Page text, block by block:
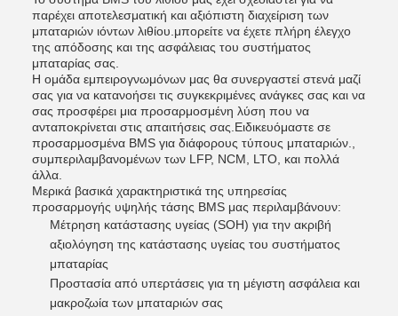
παρέχει αποτελεσματική και αξιόπιστη διαχείριση των
μπαταριών ιόντων λιθίου.μπορείτε να έχετε πλήρη έλεγχο
της απόδοσης και της ασφάλειας του συστήματος
μπαταρίας σας.
Η ομάδα εμπειρογνωμόνων μας θα συνεργαστεί στενά μαζί
σας για να κατανοήσει τις συγκεκριμένες ανάγκες σας και να
σας προσφέρει μια προσαρμοσμένη λύση που να
ανταποκρίνεται στις απαιτήσεις σας.Ειδικευόμαστε σε
προσαρμοσμένα BMS για διάφορους τύπους μπαταριών.,
συμπεριλαμβανομένων των LFP, NCM, LTO, και πολλά
άλλα.
Μερικά βασικά χαρακτηριστικά της υπηρεσίας
προσαρμογής υψηλής τάσης BMS μας περιλαμβάνουν:
Μέτρηση κατάστασης υγείας (SOH) για την ακριβή
αξιολόγηση της κατάστασης υγείας του συστήματος
μπαταρίας
Προστασία από υπερτάσεις για τη μέγιστη ασφάλεια και
μακροζωία των μπαταριών σας